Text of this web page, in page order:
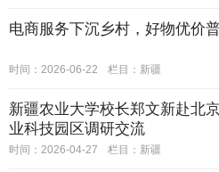
电商服务下沉乡村，好物优价
时间：2026-06-22 栏目： 新疆
新疆农业大学校长郑文新赴北
业科技园区调研交流
时间：2026-04-27 栏目： 新疆